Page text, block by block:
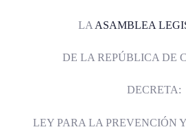
LA ASAMBLEA
DE LA REPÚBLICA DE
DECRETA:
LEY PARA LA PREVENCIÓN